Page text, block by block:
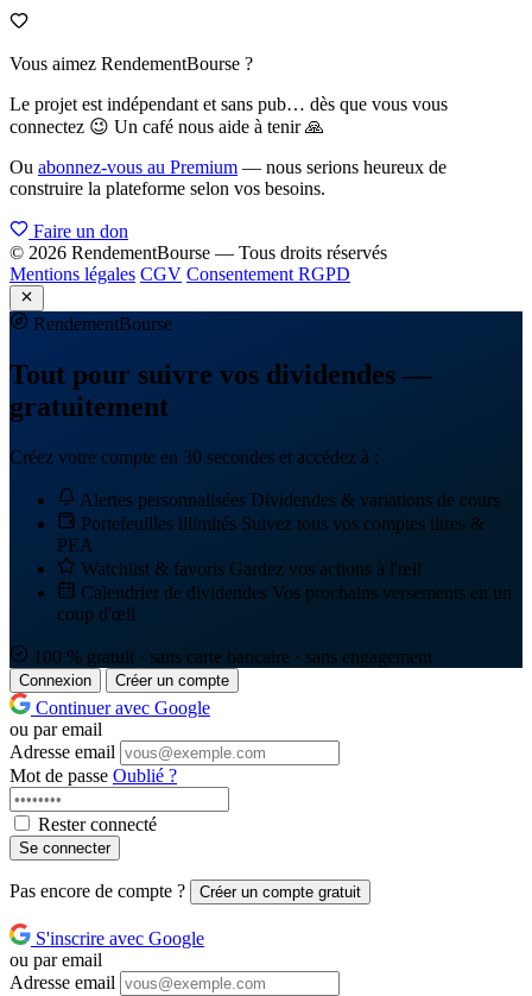
Vous aimez RendementBourse ?
Le projet est indépendant et sans pub… dès que vous vous
connectez 😉 Un café nous aide à tenir 🙏
Ou abonnez-vous au Premium — nous serions heureux de
construire la plateforme selon vos besoins.
Faire un don
© 2026 RendementBourse — Tous droits réservés
Mentions légales CGV Consentement RGPD
RendementBourse
Tout pour suivre vos dividendes —
gratuitement
Créez votre compte en 30 secondes et accédez à :
Alertes personnalisées Dividendes & variations de cours
Portefeuilles illimités Suivez tous vos comptes titres &
PEA
Watchlist & favoris Gardez vos actions à l'œil
Calendrier de dividendes Vos prochains versements en un
coup d'œil
100 % gratuit · sans carte bancaire · sans engagement
Connexion Créer un compte
Continuer avec Google
ou par email
Adresse email
Mot de passe Oublié ?
Rester connecté
Se connecter
Pas encore de compte ? Créer un compte gratuit
S'inscrire avec Google
ou par email
Adresse email